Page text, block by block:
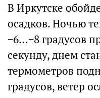
В Иркутске
осадков. Ночью
−6…−8 градусов
секунду, днем
термометров
градусов, ветер